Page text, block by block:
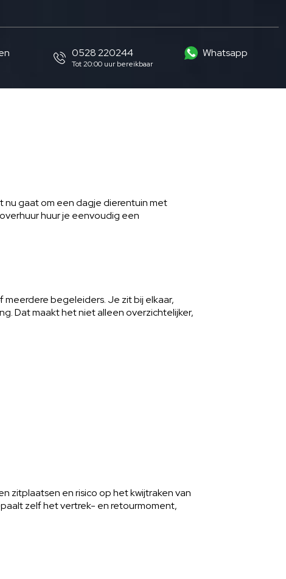
Whatsapp
0528 220244
Tot 20:00 uur bereikbaar
nu gaat om een dagje dierentuin met
huur je eenvoudig een
begeleiders. Je zit bij elkaar,
Dat maakt het niet alleen overzichtelijker,
zitplaatsen en risico op het kwijtraken van
zelf het vertrek- en retourmoment,